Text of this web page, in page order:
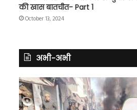
की खास बातचीत- Part 1
October 13, 2024
अभी-अभी